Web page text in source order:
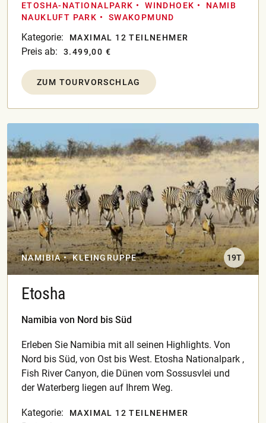
ETOSHA-NATIONALPARK WINDHOEK
NAMIB
NAUKLUFT PARK
SWAKOPMUND
Kategorie: MAXIMAL 12 TEILNEHMER
Preis ab: 3.499,00 €
ZUM TOURVORSCHLAG
NAMIBIA KLEINGRUPPE 19T
Etosha
Namibia von Nord bis Süd
Erleben Sie Namibia mit all seinen Highlights. Von
Nord bis Süd, von Ost bis West. Etosha Nationalpark ,
Fish River Canyon, die Dünen vom Sossusvlei und
der Waterberg liegen auf Ihrem Weg.
Kategorie: MAXIMAL 12 TEILNEHMER